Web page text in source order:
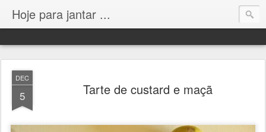
Hoje para jantar ...
DEC
5 Tarte de custard e maçã